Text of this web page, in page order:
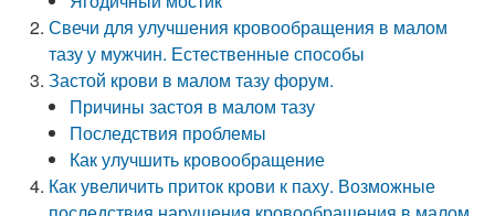
Свечи для улучшения кровообращения в малом
тазу у мужчин. Естественные способы
Застой крови в малом тазу форум.
Причины застоя в малом тазу
Последствия проблемы
Как улучшить кровообращение
Как увеличить приток крови к паху. Возможные